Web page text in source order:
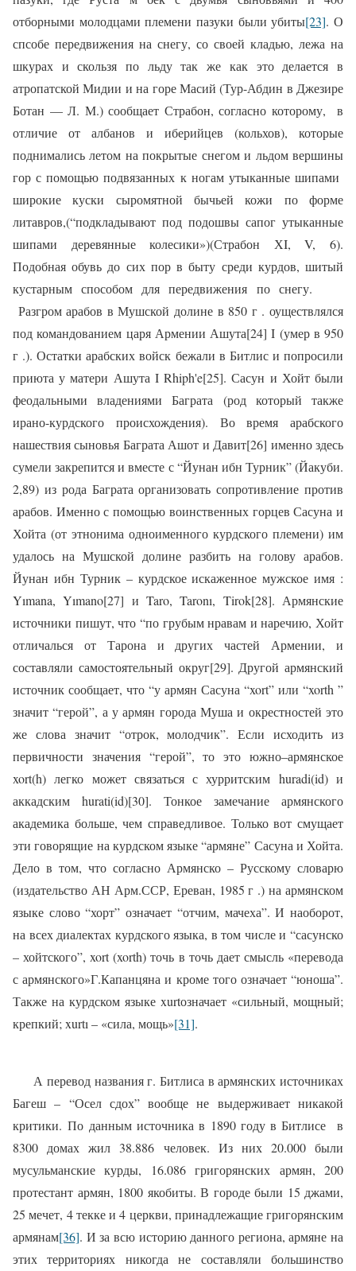
отборными молодцами племени пазуки были убиты[23].О
спсобе передвижения на снегу, со своей кладью, лежа на
шкурах и скользя по льду так же как это делается в
атропатской Мидии и на горе Масий (Тур-Абдин в Джезире
Ботан — Л. М.) сообщает Страбон, согласно которому,
в
отличие от албанов и иберийцев (кольхов), которые
поднимались летом на покрытые снегом и льдом вершины
гор с помощью подвязанных к ногам утыканные шипами
широкие куски сыромятной бычьей кожи по форме
литавров,(“подкладывают под подошвы сапог утыканные
шипами деревянные колесики»)(Страбон ХI, V, 6).
Подобная обувь до сих пор в быту среди курдов, шитый
кустарным способом для передвижения по снегу.
Разгром арабов в Мушской долине в 850 г . оуществлялся
под командованием царя Армении Ашута[24] I (умер в 950
г .). Остатки арабских войск бежали в Битлис и попросили
приюта у матери Ашута I Rhiph'e[25]. Сасун и Хойт были
феодальными владениями Баграта (род который также
ирано-курдского происхождения). Во время арабского
нашествия сыновья Баграта Ашот и Давит[26] именно здесь
сумели закрепится и вместе с “Йунан ибн Турник” (Йакуби.
2,89) из рода Баграта организовать сопротивление против
арабов. Именно с помощью воинственных горцев Сасуна и
Хойта (от этнонима одноименного курдского племени) им
удалось на Мушской долине разбить на голову арабов.
Йунан ибн Турник – курдское искаженное мужское имя :
Yımana, Yımano[27] и Taro, Taronı, Tirok[28]. Армянские
источники пишут, что “по грубым нравам и наречию, Хойт
отличалься от Тарона и других частей Армении, и
составляли самостоятельный округ[29]. Другой армянский
источник сообщает, что “у армян Сасуна “xort” или “xorth ”
значит “герой”, а у армян города Муша и окрестностей это
же слова значит “отрок, молодчик”. Если исходить из
первичности значения “герой”, то это южно–армянское
xort(h) легко может связаться с хурритским huradi(id) и
аккадским hurati(id)[30]. Тонкое замечание армянского
академика больше, чем справедливое. Только вот смущает
эти говорящие на курдском языке “армяне” Сасуна и Хойта.
Дело в том, что согласно Армянско – Русскому словарю
(издательство АН Арм.ССР, Ереван, 1985 г .) на армянском
языке слово “хорт” означает “отчим, мачеха”. И наоборот,
на всех диалектах курдского языка, в том числе и “сасунско
– хойтского”, xort (xorth) точь в точь дает смысль «перевода
с армянского»Г.Капанцяна и кроме того означает “юноша”.
Также на курдском языке xurtозначает «сильный, мощный;
крепкий; xurtı – «сила, мощь»[31].
А перевод названия г. Битлиса в армянских источниках
Багеш – “Осел сдох” вообще не выдерживает никакой
критики. По данным источника в 1890 году в Битлисе в
8300 домах жил 38.886 человек. Из них 20.000 были
мусульманские курды, 16.086 григорянских армян, 200
протестант армян, 1800 якобиты. В городе были 15 джами,
25 мечет, 4 текке и 4 церкви, принадлежащие григорянским
армянам[36]. И за всю историю данного региона, армяне на
этих территориях никогда не составляли большинство